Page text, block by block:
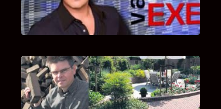
van Bricks and Stones aan dit programma.
INTERVIEW MET HANS BOEREMA
Hoe Bricks and Stones ontstaan is en wat
Hans Boerema motiveert in de wereld van